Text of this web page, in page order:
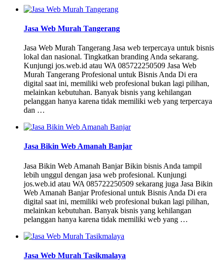
Jasa Web Murah Tangerang
Jasa Web Murah Tangerang Jasa web terpercaya untuk bisnis
lokal dan nasional. Tingkatkan branding Anda sekarang.
Kunjungi jos.web.id atau WA 085722250509 Jasa Web
Murah Tangerang Profesional untuk Bisnis Anda Di era
digital saat ini, memiliki web profesional bukan lagi pilihan,
melainkan kebutuhan. Banyak bisnis yang kehilangan
pelanggan hanya karena tidak memiliki web yang terpercaya
dan …
Jasa Bikin Web Amanah Banjar
Jasa Bikin Web Amanah Banjar Bikin bisnis Anda tampil
lebih unggul dengan jasa web profesional. Kunjungi
jos.web.id atau WA 085722250509 sekarang juga Jasa Bikin
Web Amanah Banjar Profesional untuk Bisnis Anda Di era
digital saat ini, memiliki web profesional bukan lagi pilihan,
melainkan kebutuhan. Banyak bisnis yang kehilangan
pelanggan hanya karena tidak memiliki web yang …
Jasa Web Murah Tasikmalaya